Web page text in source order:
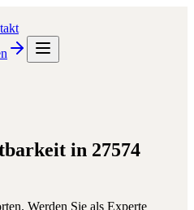
in 27574
Werden Sie als Experte